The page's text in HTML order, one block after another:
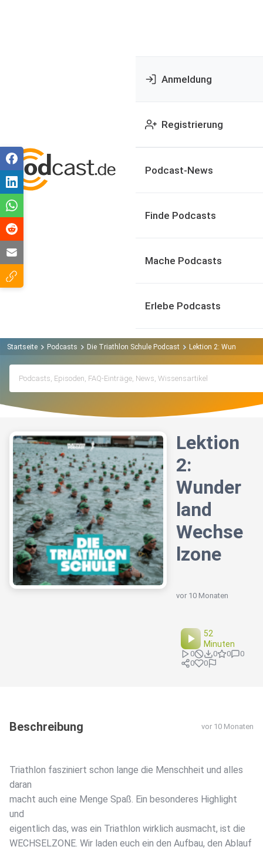
Anmeldung
Registrierung
Podcast-News
Finde Podcasts
Mache Podcasts
Erlebe Podcasts
Startseite Podcasts Die Triathlon Schule Podcast Lektion 2: Wunderland
Lektion
2:
Wunder
land
Wechse
lzone
vor 10 Monaten
52
Minuten
0 0 0
0
0
0
Beschreibung vor 10 Monaten
Triathlon fasziniert schon lange die Menschheit und alles
daran
macht auch eine Menge Spaß. Ein besonderes Highlight
und
eigentlich das, was ein Triathlon wirklich ausmacht, ist die
WECHSELZONE. Wir laden euch ein den Aufbau, den Ablauf